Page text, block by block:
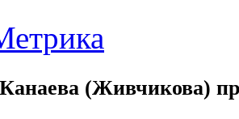
(Живчикова)